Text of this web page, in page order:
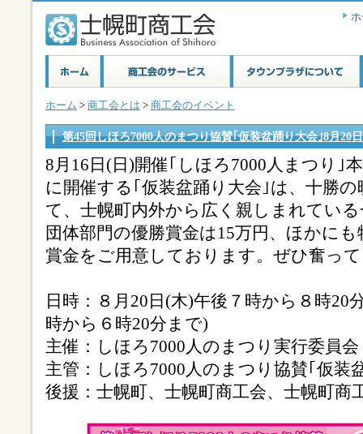
ホーム > 商工会とは > 商工会のイベント
第45回しほろ7000人のまつり協賛｢仮装盆踊り大会｣8月20
8月16日(日)開催｢しほろ7000人まつり｣
に開催する｢仮装盆踊り大会｣は、十勝
て、士幌町内外から広く親しまれてい
団体部門の優勝賞金は15万円、ほかに
賞金をご用意しております。ぜひ奮っ
日時：８月20日(木)午後７時から８時20
時から６時20分まで)
主催：しほろ7000人のまつり実行委員会
主管：しほろ7000人のまつり協賛｢仮装
後援：士幌町、士幌町商工会、士幌町商